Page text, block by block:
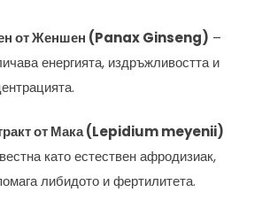
от Женшен (Panax Ginseng) –
енергията, издръжливостта и
от Мака (Lepidium meyenii)
като естествен афродизиак,
либидото и фертилитета.